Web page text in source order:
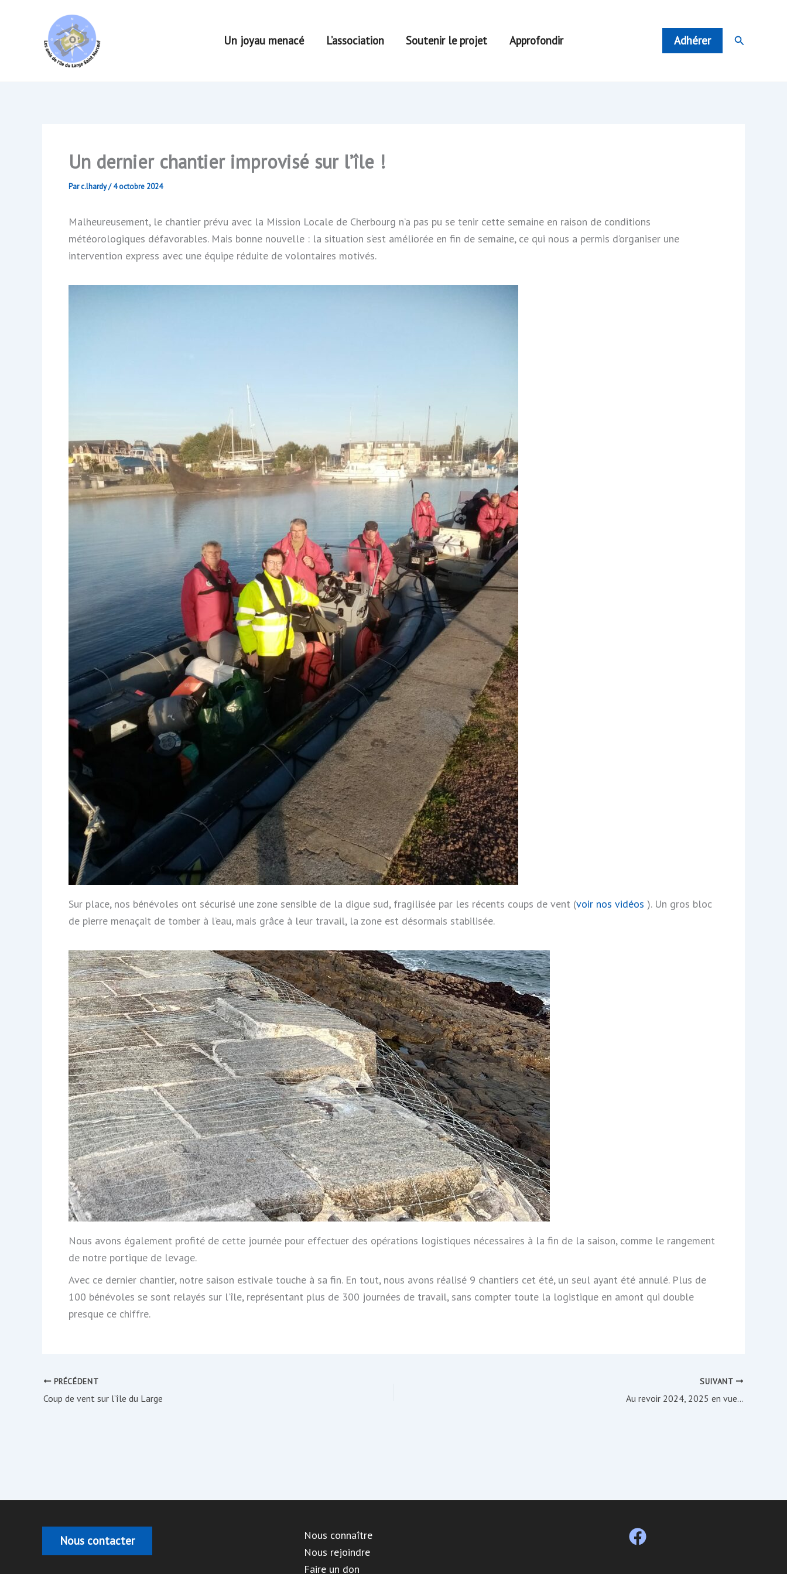
Un joyau menacé L’association Soutenir le projet Approfondir Adhérer Rechercher
Un dernier chantier improvisé sur l’île !
Parc.lhardy/4 octobre 2024
Malheureusement, le chantier prévu avec la Mission Locale de Cherbourg n’a pas pu se tenir cette semaine en raison de conditions
météorologiques défavorables. Mais bonne nouvelle : la situation s’est améliorée en fin de semaine, ce qui nous a permis d’organiser une
intervention express avec une équipe réduite de volontaires motivés.
Sur place, nos bénévoles ont sécurisé une zone sensible de la digue sud, fragilisée par les récents coups de vent (voir nos vidéos ). Un gros bloc
de pierre menaçait de tomber à l’eau, mais grâce à leur travail, la zone est désormais stabilisée.
Nous avons également profité de cette journée pour effectuer des opérations logistiques nécessaires à la fin de la saison, comme le rangement
de notre portique de levage.
Avec ce dernier chantier, notre saison estivale touche à sa fin. En tout, nous avons réalisé 9 chantiers cet été, un seul ayant été annulé. Plus de
100 bénévoles se sont relayés sur l’île, représentant plus de 300 journées de travail, sans compter toute la logistique en amont qui double
presque ce chiffre.
PRÉCÉDENT
Coup de vent sur l’île du Large
SUIVANT
Au revoir 2024, 2025 en vue…
Nous contacter
Nous connaître
Nous rejoindre
Faire un don